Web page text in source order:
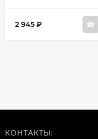
2 945 ₽
КОНТАКТЫ: